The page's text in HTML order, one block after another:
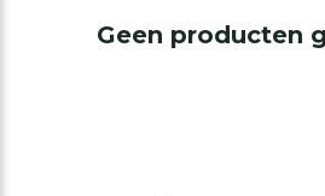
Geen producten